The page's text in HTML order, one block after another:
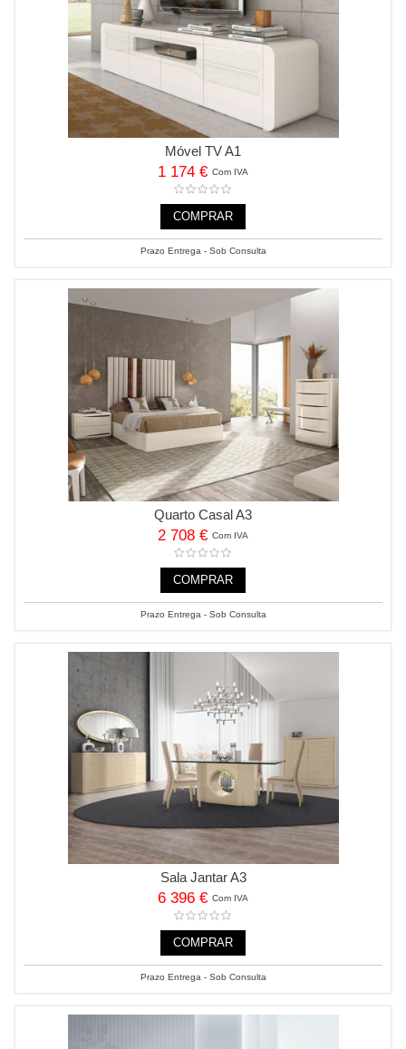
Móvel TV A1
1 174 € Com IVA
COMPRAR
Prazo Entrega - Sob Consulta
Quarto Casal A3
2 708 € Com IVA
COMPRAR
Prazo Entrega - Sob Consulta
Sala Jantar A3
6 396 € Com IVA
COMPRAR
Prazo Entrega - Sob Consulta